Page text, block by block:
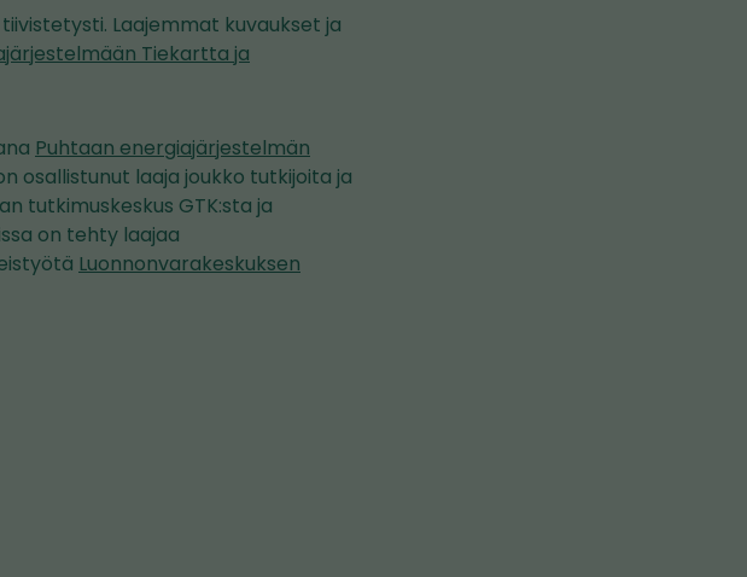
Laajemmat kuvaukset ja
Tiekartta ja
Puhtaan energiajärjestelmän
osallistunut laaja joukko tutkijoita ja
tutkimuskeskus GTK:sta ja
on tehty laajaa
Luonnonvarakeskuksen